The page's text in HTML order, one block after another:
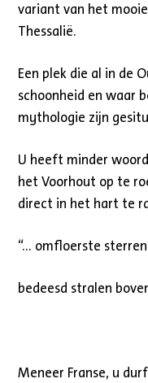
variant van het
Thessalië.
Een plek die al in de
schoonheid en waar
mythologie zijn
U heeft minder
het Voorhout op te
direct in het hart te
“… omfloerste sterren
bedeesd stralen
Meneer Franse, u